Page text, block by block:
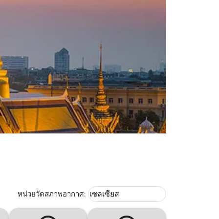
หน่วยวัดสภาพอากาศ: Weather unit option เซลเซียส
เซลเซียส
keyboard_arrow_down